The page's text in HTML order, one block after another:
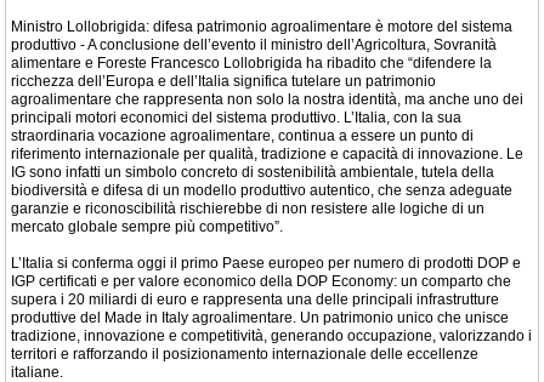
Ministro Lollobrigida: difesa patrimonio agroalimentare è motore del sistema
produttivo - A conclusione dell’evento il ministro dell’Agricoltura, Sovranità
alimentare e Foreste Francesco Lollobrigida ha ribadito che “difendere la
ricchezza dell’Europa e dell’Italia significa tutelare un patrimonio
agroalimentare che rappresenta non solo la nostra identità, ma anche uno dei
principali motori economici del sistema produttivo. L’Italia, con la sua
straordinaria vocazione agroalimentare, continua a essere un punto di
riferimento internazionale per qualità, tradizione e capacità di innovazione. Le
IG sono infatti un simbolo concreto di sostenibilità ambientale, tutela della
biodiversità e difesa di un modello produttivo autentico, che senza adeguate
garanzie e riconoscibilità rischierebbe di non resistere alle logiche di un
mercato globale sempre più competitivo”.
L’Italia si conferma oggi il primo Paese europeo per numero di prodotti DOP e
IGP certificati e per valore economico della DOP Economy: un comparto che
supera i 20 miliardi di euro e rappresenta una delle principali infrastrutture
produttive del Made in Italy agroalimentare. Un patrimonio unico che unisce
tradizione, innovazione e competitività, generando occupazione, valorizzando i
territori e rafforzando il posizionamento internazionale delle eccellenze
italiane.